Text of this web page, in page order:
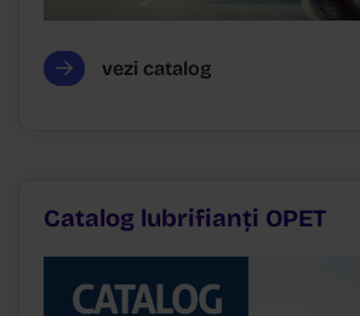
vezi catalog
Catalog lubrifianți OPET